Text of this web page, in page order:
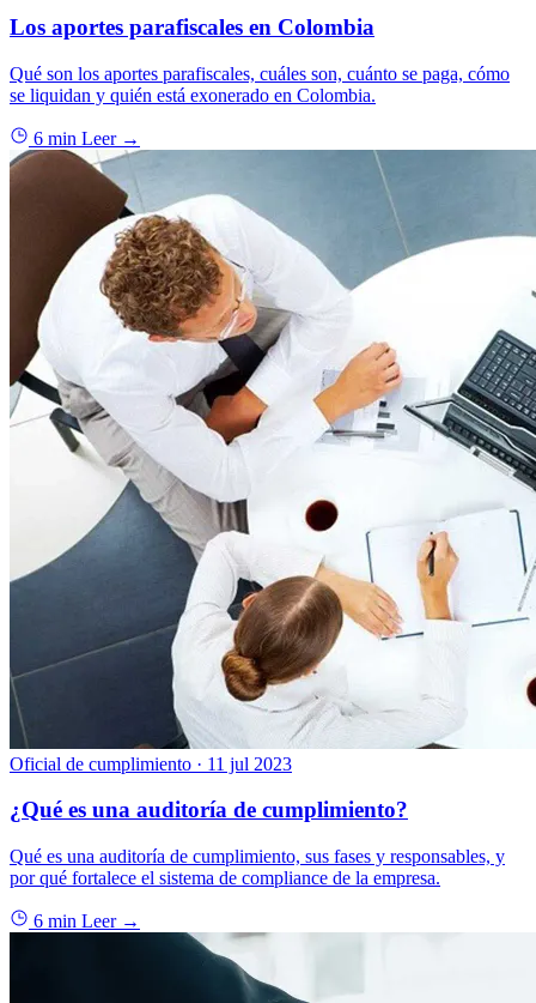
Los aportes parafiscales en Colombia
Qué son los aportes parafiscales, cuáles son, cuánto se paga, cómo
se liquidan y quién está exonerado en Colombia.
6 min Leer →
Oficial de cumplimiento · 11 jul 2023
¿Qué es una auditoría de cumplimiento?
Qué es una auditoría de cumplimiento, sus fases y responsables, y
por qué fortalece el sistema de compliance de la empresa.
6 min Leer →